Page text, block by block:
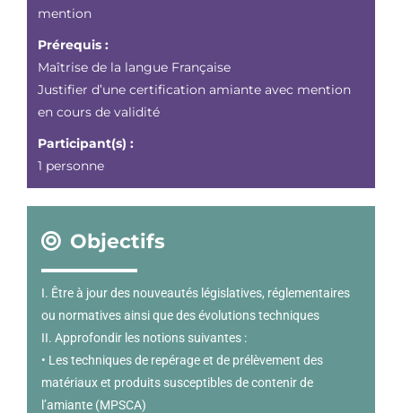
mention
Prérequis :
Maîtrise de la langue Française
Justifier d’une certification amiante avec mention
en cours de validité
Participant(s) :
1 personne
Objectifs
I. Être à jour des nouveautés législatives, réglementaires
ou normatives ainsi que des évolutions techniques
II. Approfondir les notions suivantes :
• Les techniques de repérage et de prélèvement des
matériaux et produits susceptibles de contenir de
l’amiante (MPSCA)